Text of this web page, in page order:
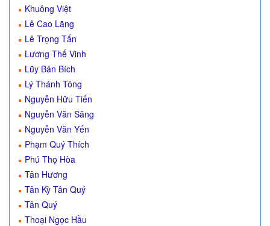
Khuông Việt
Lê Cao Lãng
Lê Trọng Tấn
Lương Thế Vinh
Lũy Bán Bích
Lý Thánh Tông
Nguyễn Hữu Tiến
Nguyễn Văn Săng
Nguyễn Văn Yến
Phạm Quý Thích
Phú Thọ Hòa
Tân Hương
Tân Kỳ Tân Quý
Tân Quý
Thoại Ngọc Hầu